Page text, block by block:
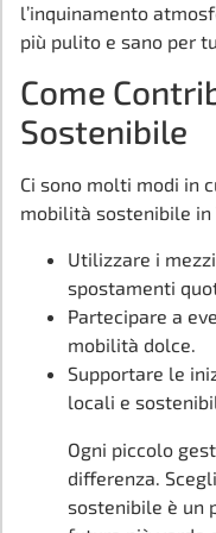
l’inquinamento
più pulito e sano per
Come
Sostenibile
Ci sono molti modi in
mobilità sostenibile in
Utilizzare i
spostamenti
Partecipare a
mobilità dolce.
Supportare le
locali e
Ogni piccolo
differenza.
sostenibile è un